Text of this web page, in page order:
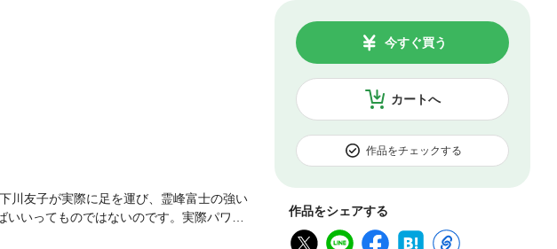
カートへ
今すぐ買う
作品をチェックする
作品をシェアする
川友子が実際に足を運び、霊峰富士の強い
いってものではないのです。実際パワー
いパワーをいただくためには？ ――そん